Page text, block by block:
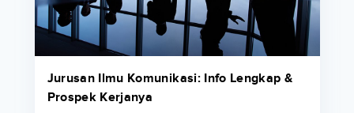
Jurusan Ilmu Komunikasi: Info Lengkap &
Prospek Kerjanya